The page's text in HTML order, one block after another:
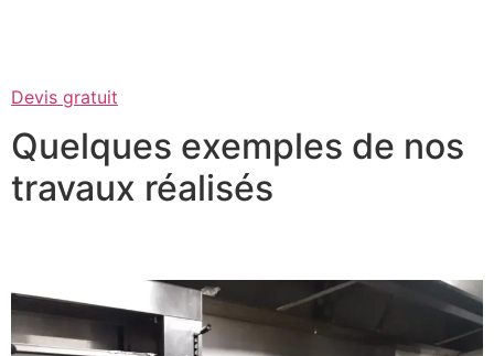
Devis gratuit
Quelques exemples de nos
travaux réalisés